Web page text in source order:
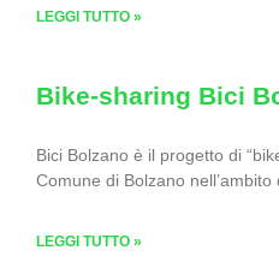
LEGGI TUTTO »
Bike-sharing Bici
Bici Bolzano è il progetto di
Comune di Bolzano nell’ambito
LEGGI TUTTO »